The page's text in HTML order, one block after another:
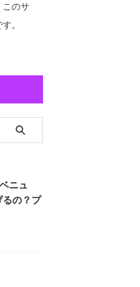
このサ
。
ニュ
るの？プ